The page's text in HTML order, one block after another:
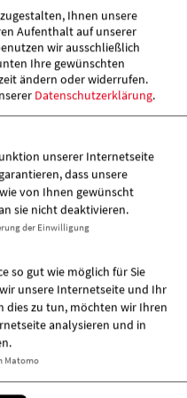
schwieriger
geliefert zu
3,60 € und mehr
es um die Tests für
verwiesen, dass diese
von Kitas sind
Jugendwohnheimen,
anderen Angeboten
müssen. Zu
mal eine Handvoll
im Land Brandenburg
Verweis auf die Kita-
wird, können wir
die Städte und
angesichts der
jedoch nicht zu
- zahlreiche
ihre Elternbeiträge
anzupassen.
Ihnen unsere
Aufenthalt auf unserer
wir ausschließlich
Ihre gewünschten
ändern oder widerrufen.
Datenschutzerklärung.
unserer Internetseite
dass unsere
von Ihnen gewünscht
sie nicht deaktivieren.
der Einwilligung
so gut wie möglich für Sie
unsere Internetseite und Ihr
dies zu tun, möchten wir Ihren
analysieren und in
Matomo